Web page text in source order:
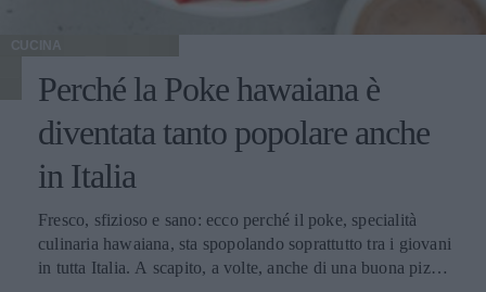
CUCINA
Perché la Poke hawaiana è
diventata tanto popolare anche
in Italia
Fresco, sfizioso e sano: ecco perché il poke, specialità
culinaria hawaiana, sta spopolando soprattutto tra i giovani
in tutta Italia. A scapito, a volte, anche di una buona pizza.